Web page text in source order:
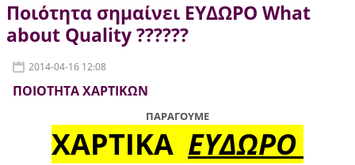
Ποιότητα σημαίνει ΕΥΔΩΡΟ What
about Quality ??????
2014-04-16 12:08
ΠΟΙΟΤΗΤΑ ΧΑΡΤΙΚΩΝ
ΠΑΡΑΓΟΥΜΕ
ΧΑΡΤΙΚΑ ΕΥΔΩΡΟ